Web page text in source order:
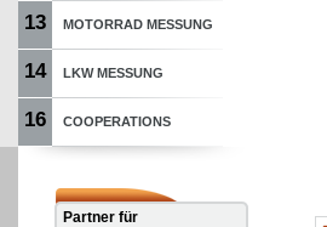
13 MOTORRAD MESSUNG
14 LKW MESSUNG
16 COOPERATIONS
Partner für